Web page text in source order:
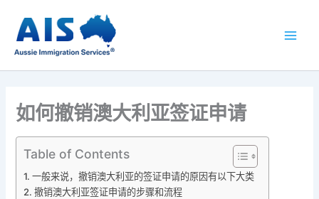
如何撤销澳大利亚签证申请
Table of Contents
一般来说，撤销澳大利亚的签证申请的原因有以下大类
撤销澳大利亚签证申请的步骤和流程